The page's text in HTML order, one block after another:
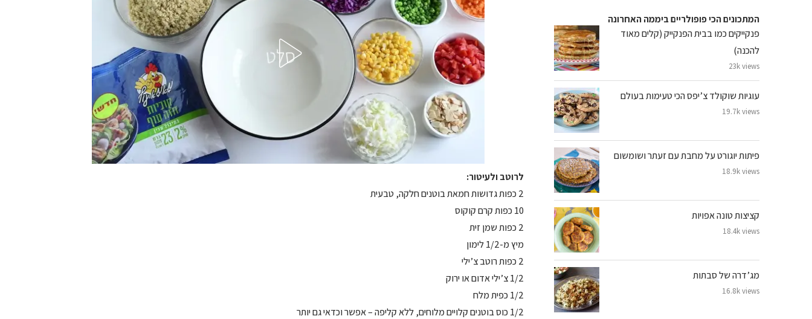
לרוטב ולעיטור:
2 כפות גדושות חמאת בוטנים חלקה, טבעית
10 כפות קרם קוקוס
2 כפות שמן זית
מיץ מ-1/2 לימון
2 כפות רוטב צ’ילי
1/2 צ’ילי אדום או ירוק
1/2 כפית מלח
1/2 כוס בוטנים קלויים מלוחים, ללא קליפה – אפשר וכדאי גם יותר
המתכונים הכי פופולריים ביממה האחרונה
פנקייקים כמו בבית הפנקייק (קלים מאוד
להכנה)
23k views
עוגיות שוקולד צ’יפס הכי טעימות בעולם
19.7k views
פיתות יוגורט על מחבת עם זעתר ושומשום
18.9k views
קציצות טונה אפויות
18.4k views
מג’דרה של סבתות
16.8k views